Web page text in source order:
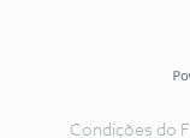
Condições do